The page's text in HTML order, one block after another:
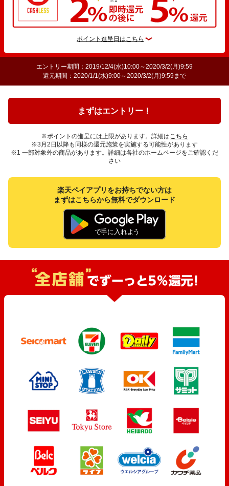
ポイント進呈日はこちら
エントリー期間：2019/12/4(水)10:00～2020/3/2(月)9:59
還元期間：2020/1/1(水)9:00～2020/3/2(月)9:59まで
まずはエントリー！
※ポイントの進呈には上限があります。詳細はこちら
※3月2日以降も同様の還元施策を実施する可能性があります
※1 一部対象外の商品があります。詳細は各社のホームページをご確認くだ
さい
楽天ペイアプリをお持ちでない方は
まずはこちらから無料でダウンロード